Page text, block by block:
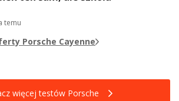
temu
Porsche Cayenne
więcej testów Porsche